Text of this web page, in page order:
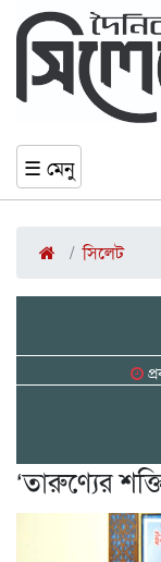
☰ মেনু
সিলেট
‘তারুণ্যের